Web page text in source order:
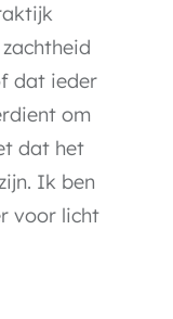
dat ieder
om
dat het
Ik ben
voor licht